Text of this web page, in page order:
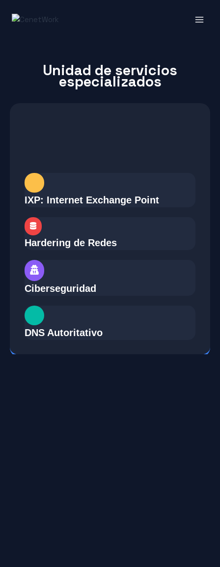
Unidad de servicios
especializados
IXP: Internet Exchange Point
Hardering de Redes
Ciberseguridad
DNS Autoritativo